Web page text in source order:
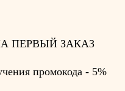
ПЕРВЫЙ ЗАКАЗ
промокода - 5%